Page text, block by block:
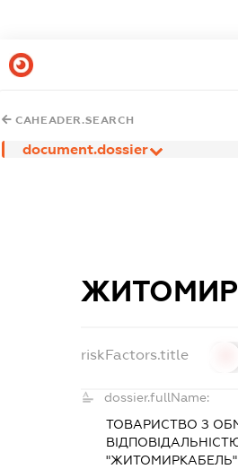
CAHEADER.SEARCH
document.dossier
riskFactors.title
dossier.fullName:
ТОВАРИСТВО З
"ЖИТОМИРКАБЕЛЬ"